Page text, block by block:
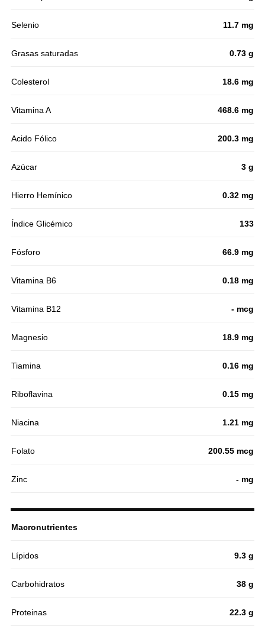
Selenio 11.7 mg
Grasas saturadas 0.73 g
Colesterol 18.6 mg
Vitamina A 468.6 mg
Acido Fólico 200.3 mg
Azúcar 3 g
Hierro Hemínico 0.32 mg
Índice Glicémico 133
Fósforo 66.9 mg
Vitamina B6 0.18 mg
Vitamina B12 - mcg
Magnesio 18.9 mg
Tiamina 0.16 mg
Riboflavina 0.15 mg
Niacina 1.21 mg
Folato 200.55 mcg
Zinc - mg
Macronutrientes
Lípidos 9.3 g
Carbohidratos 38 g
Proteinas 22.3 g